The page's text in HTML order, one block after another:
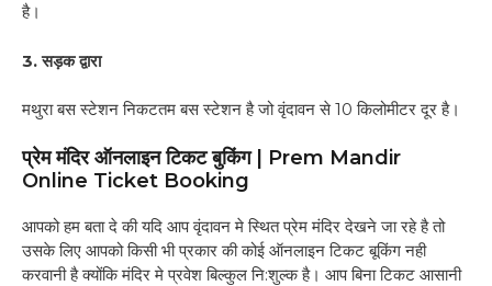
है।
3. सड़क द्वारा
मथुरा बस स्टेशन निकटतम बस स्टेशन है जो वृंदावन से 10 किलोमीटर दूर है।
प्रेम मंदिर ऑनलाइन टिकट बुकिंग | Prem Mandir
Online Ticket Booking
आपको हम बता दे की यदि आप वृंदावन मे स्थित प्रेम मंदिर देखने जा रहे है तो
उसके लिए आपको किसी भी प्रकार की कोई ऑनलाइन टिकट बूकिंग नही
करवानी है क्योंकि मंदिर मे प्रवेश बिल्कुल नि:शुल्क है। आप बिना टिकट आसानी